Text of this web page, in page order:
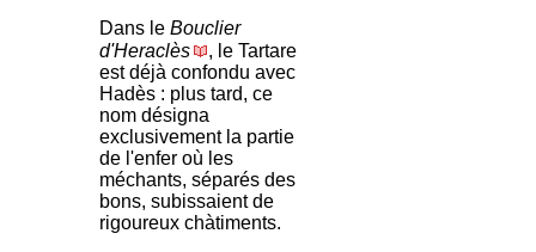
Dans le Bouclier
d'Heraclès
, le Tartare
est déjà confondu avec
Hadès : plus tard, ce
nom désigna
exclusivement la partie
de l'enfer où les
méchants, séparés des
bons, subissaient de
rigoureux chàtiments.